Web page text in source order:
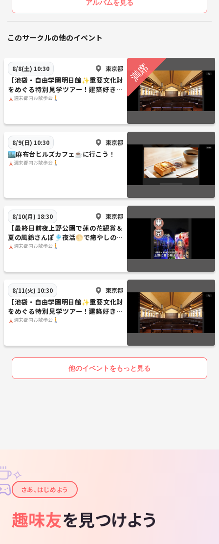
アルバムを見る
このサークルの他のイベント
8/8(土) 10:30 東京都
【池袋・自由学園明日館✨重要文化財
をめぐる特別見学ツアー！建築好き歓
迎／
🗼週末都内お散歩会🚶
8/9(日) 10:30 東京都
🏙️麻布台ヒルズカフェ☕️に行こう！
🗼週末都内お散歩会🚶
8/10(月) 18:30 東京都
【最終日前夜上野公園で蓮の花観賞＆
夏の風鈴さんぽ🎐夜活🌕で癒やしのひ
とときを体験！
🗼週末都内お散歩会🚶
8/11(火) 10:30 東京都
【池袋・自由学園明日館✨重要文化財
をめぐる特別見学ツアー！建築好き歓
迎／
🗼週末都内お散歩会🚶
他のイベントをもっと見る
✦
✧
さあ、はじめよう
趣味友を見つけよう